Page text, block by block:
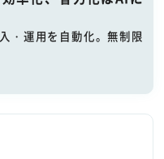
・運用を自動化。無制限